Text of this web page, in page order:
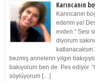
Karıncanın
Karıncanın
ederim ya!
evden.” Sesi
diyorum
bezmiş annelerin yılgın
bakıyorum ben de. Pes ediyor.
söylüyorum […]